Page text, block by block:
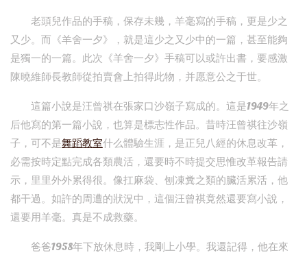
老頭兒作品的手稿，保存未幾，羊毫寫的手稿，更是少之
又少。而《羊舍一夕》，就是這少之又少中的一篇，甚至能夠
是獨一的一篇。此次《羊舍一夕》手稿可以或許出書，要感激
陳曉維師長教師從拍賣會上拍得此物，并愿意公之于世。
這篇小說是汪曾祺在張家口沙嶺子寫成的。這是1949年之
后他寫的第一篇小說，也算是標志性作品。昔時汪曾祺往沙嶺
子，可不是舞蹈教室什么體驗生涯，是正兒八經的休息改革，
必需按時定點完成各類農活，還要時不時提交思惟改革報告請
示，里里外外累得很。像扛麻袋、刨凍糞之類的臟活累活，他
都干過。如許的周遭的狀況中，這個汪曾祺竟然還要寫小說，
還要用羊毫。真是不成救藥。
爸爸1958年下放休息時，我剛上小學。我還記得，他在來